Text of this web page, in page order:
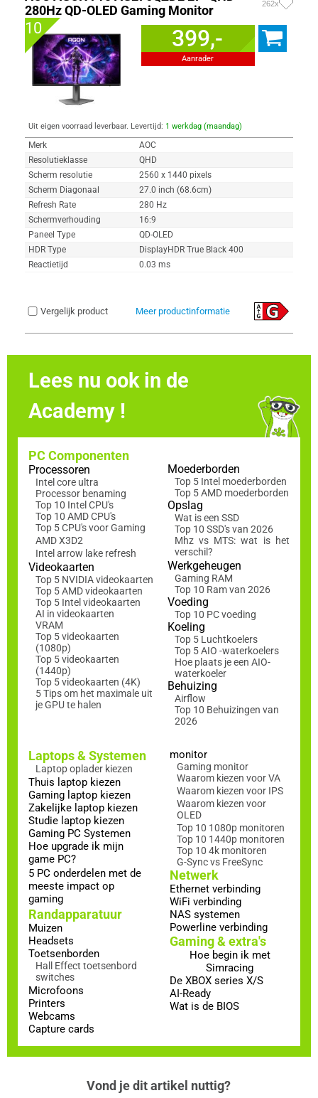
280Hz QD-OLED Gaming Monitor
262x
10 399,-
Aanrader
Uit eigen voorraad leverbaar. Levertijd: 1 werkdag (maandag)
Merk
AOC
Resolutieklasse
QHD
Scherm resolutie
2560 x 1440 pixels
Scherm Diagonaal
27.0 inch (68.6cm)
Refresh Rate
280 Hz
Schermverhouding
16:9
Paneel Type
QD-OLED
HDR Type
DisplayHDR True Black 400
Reactietijd
0.03 ms
Vergelijk product Meer productinformatie
Lees nu ook in de
Academy !
PC Componenten
Processoren
Intel core ultra
Processor benaming
Top 10 Intel CPU's
Top 10 AMD CPU's
Top 5 CPU's voor Gaming
AMD X3D2
Intel arrow lake refresh
Videokaarten
Top 5 NVIDIA videokaarten
Top 5 AMD videokaarten
Top 5 Intel videokaarten
AI in videokaarten
VRAM
Top 5 videokaarten
(1080p)
Top 5 videokaarten
(1440p)
Top 5 videokaarten (4K)
5 Tips om het maximale uit
je GPU te halen
Moederborden
Top 5 Intel moederborden
Top 5 AMD moederborden
Opslag
Wat is een SSD
Top 10 SSD's van 2026
Mhz vs MTS: wat is het
verschil?
Werkgeheugen
Gaming RAM
Top 10 Ram van 2026
Voeding
Top 10 PC voeding
Koeling
Top 5 Luchtkoelers
Top 5 AIO -waterkoelers
Hoe plaats je een AIO-
waterkoeler
Behuizing
Airflow
Top 10 Behuizingen van
2026
Laptops & Systemen
Laptop oplader kiezen
Thuis laptop kiezen
Gaming laptop kiezen
Zakelijke laptop kiezen
Studie laptop kiezen
Gaming PC Systemen
Hoe upgrade ik mijn
game PC?
5 PC onderdelen met de
meeste impact op
gaming
Randapparatuur
Muizen
Headsets
Toetsenborden
Hall Effect toetsenbord
switches
Microfoons
Printers
Webcams
Capture cards
monitor
Gaming monitor
Waarom kiezen voor VA
Waarom kiezen voor IPS
Waarom kiezen voor
OLED
Top 10 1080p monitoren
Top 10 1440p monitoren
Top 10 4k monitoren
G-Sync vs FreeSync
Netwerk
Ethernet verbinding
WiFi verbinding
NAS systemen
Powerline verbinding
Gaming & extra's
Hoe begin ik met
Simracing
De XBOX series X/S
AI-Ready
Wat is de BIOS
Vond je dit artikel nuttig?